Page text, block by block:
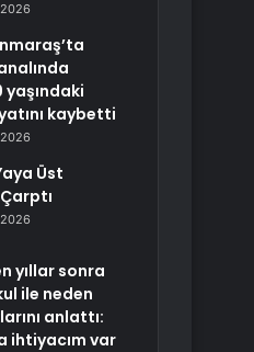
yaşındaki
kaybetti
Üst
yıllar sonra
ile neden
anlattı:
ihtiyacım var